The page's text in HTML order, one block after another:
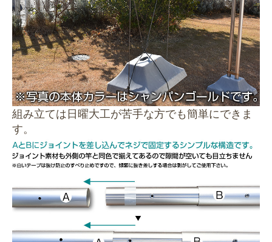
組み立ては日曜大工が苦手な方でも簡単にできま
す。